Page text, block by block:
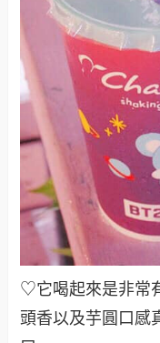
♡它喝起來是非常
頭香以及芋圓口感